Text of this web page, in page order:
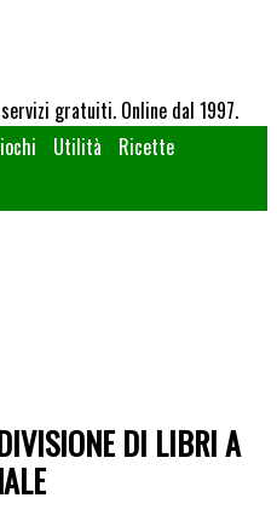
gratuiti. Online dal 1997.
Utilità
Ricette
DI LIBRI A